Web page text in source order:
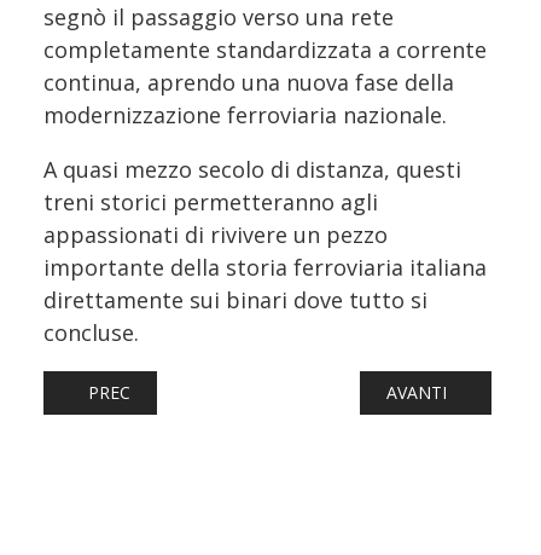
segnò il passaggio verso una rete
completamente standardizzata a corrente
continua, aprendo una nuova fase della
modernizzazione ferroviaria nazionale.
A quasi mezzo secolo di distanza, questi
treni storici permetteranno agli
appassionati di rivivere un pezzo
importante della storia ferroviaria italiana
direttamente sui binari dove tutto si
concluse.
ARTICOLO PRECEDENTE: TRIFASE 50, AD ACQUI TERME
PREC ARTICOLO
AVANTI